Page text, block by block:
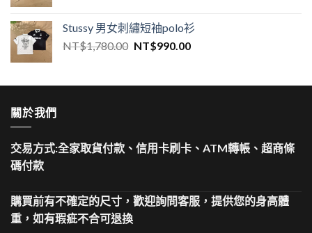
Stussy 男女刺繡短袖polo衫
NT$1,780.00 NT$990.00
關於我們
交易方式:全家取貨付款、信用卡刷卡、ATM轉帳、超商條
碼付款
購買前有不確定的尺寸，歡迎詢問客服，提供您的身高體
重，如有瑕疵不合可退換